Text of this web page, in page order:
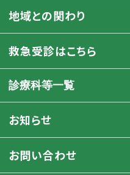
地域との関わり
救急受診はこちら
診療科等一覧
お知らせ
お問い合わせ